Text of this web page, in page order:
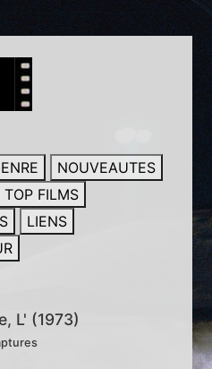
NOUVEAUTES
TOP FILMS
LIENS
L' (1973)